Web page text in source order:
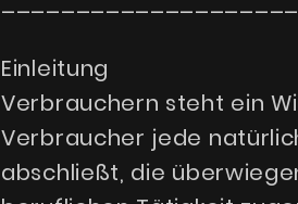
Einleitung
Verbrauchern steht ein
Verbraucher jede
abschließt, die